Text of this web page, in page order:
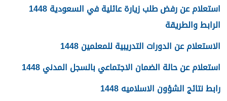
استعلام عن رفض طلب زيارة عائلية في السعودية 1448
الرابط والطريقة
الاستعلام عن الدورات التدريبية للمعلمين 1448
استعلام عن حالة الضمان الاجتماعي بالسجل المدني 1448
رابط نتائج الشؤون الاسلاميه 1448